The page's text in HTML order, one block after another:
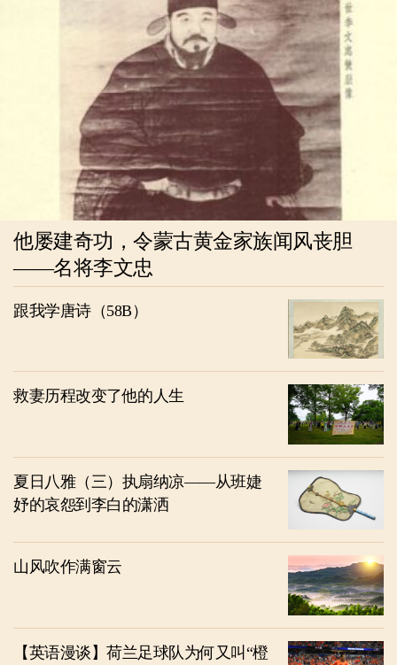
他屡建奇功，令蒙古黄金家族闻风丧胆
——名将李文忠
跟我学唐诗（58B）
救妻历程改变了他的人生
夏日八雅（三）执扇纳凉——从班婕
妤的哀怨到李白的潇洒
山风吹作满窗云
【英语漫谈】荷兰足球队为何又叫“橙